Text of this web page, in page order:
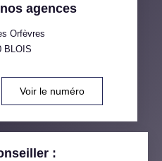
PART DES MÉNAGES SANS
VOITURE
ECOLES ET CRÈCHES
agences
Orfèvres
BLOIS
Voir le numéro
: